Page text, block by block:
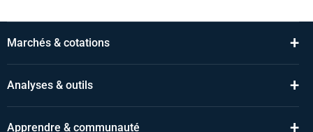
Marchés & cotations +
Analyses & outils +
Apprendre & communauté +